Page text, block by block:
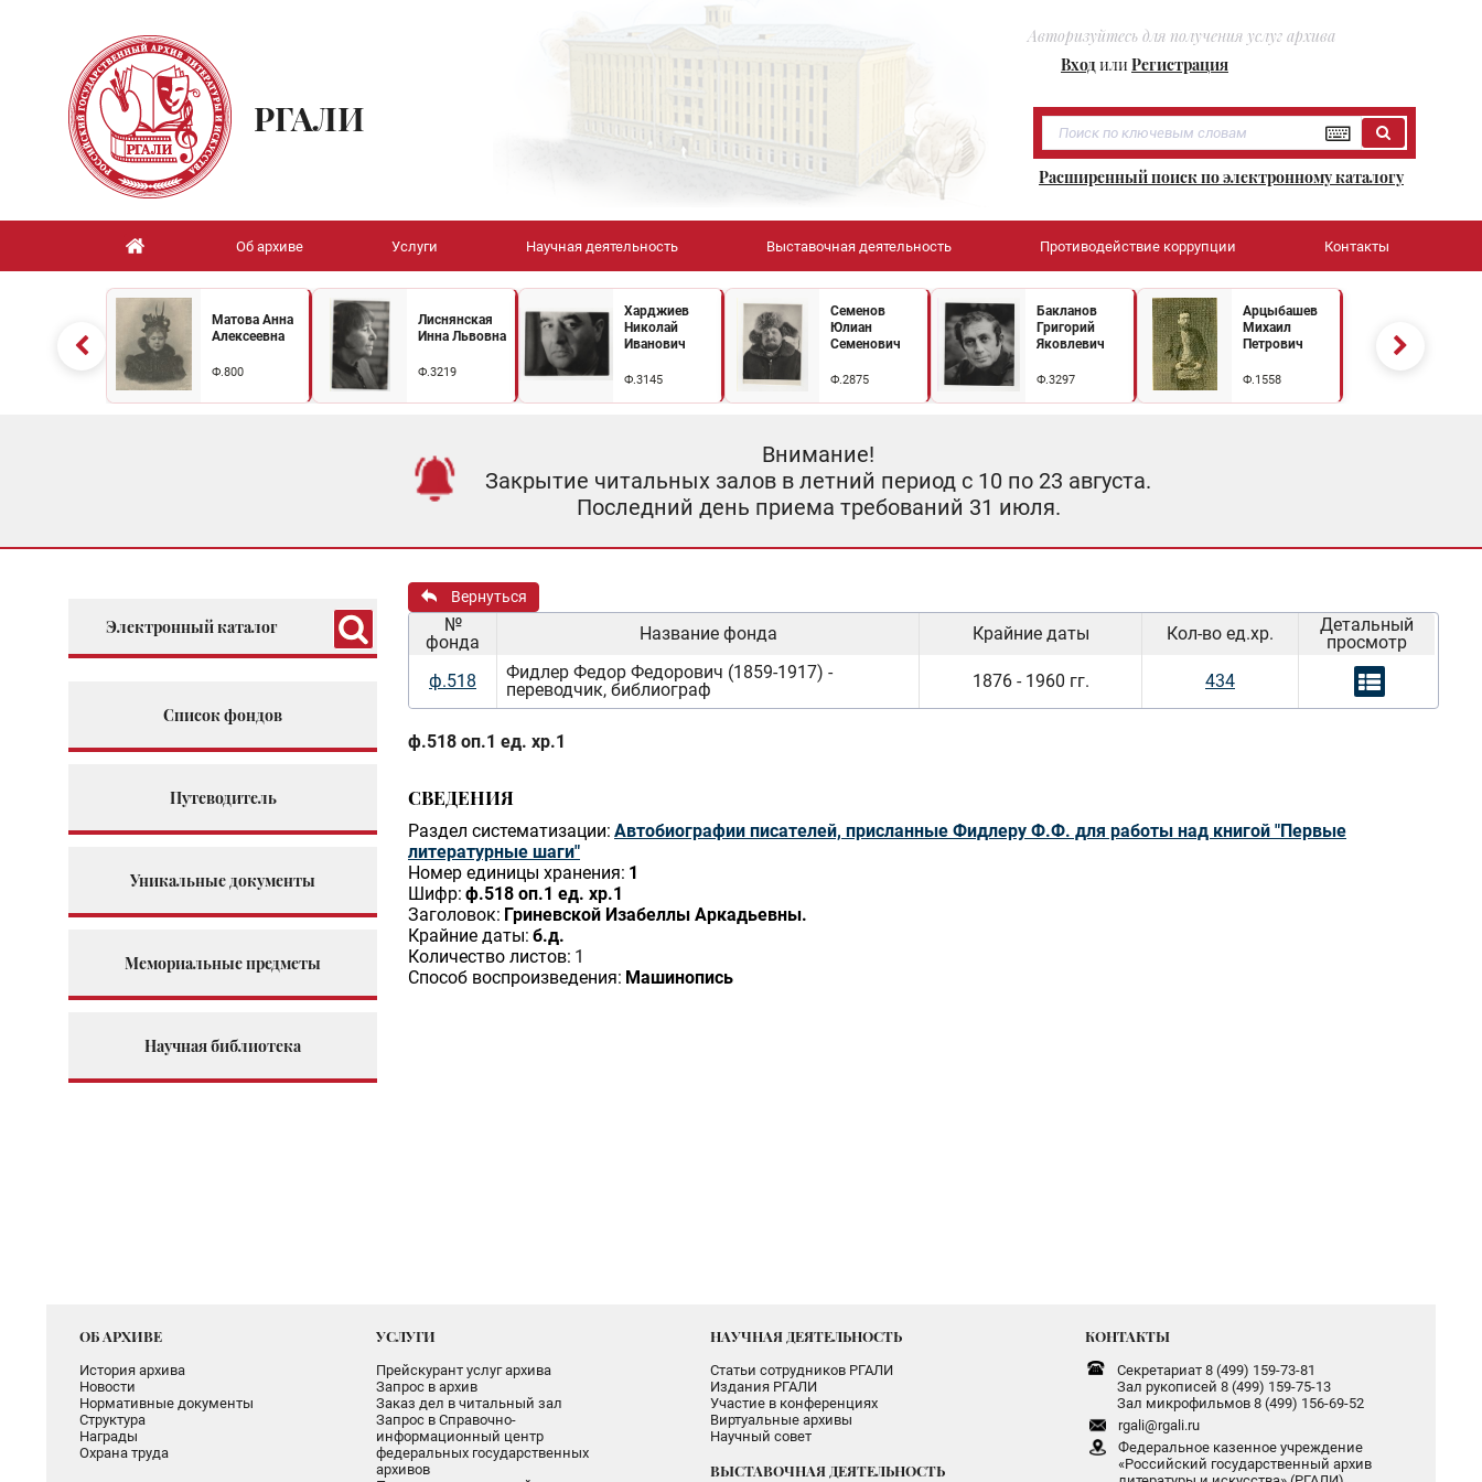
Авторизуйтесь для получения услуг архива
ВходилиРегистрация
РГАЛИ
Расширенный поиск по электронному каталогу
Об архиве Услуги Научная деятельность Выставочная деятельность Противодействие коррупции Контакты
Матова Анна
Алексеевна
Ф.800
Лиснянская
Инна Львовна
Ф.3219
Харджиев
Николай
Иванович
Ф.3145
Семенов
Юлиан
Семенович
Ф.2875
Бакланов
Григорий
Яковлевич
Ф.3297
Арцыбашев
Михаил
Петрович
Ф.1558
Внимание!
Закрытие читальных залов в летний период с 10 по 23 августа.
Последний день приема требований 31 июля.
Электронный каталог
Список фондов
Путеводитель
Уникальные документы
Мемориальные предметы
Научная библиотека
Вернуться
№
фонда
Название фонда Крайние даты Кол-во ед.хр.
Детальный
просмотр
ф.518
Фидлер Федор Федорович (1859-1917) -
переводчик, библиограф
1876 - 1960 гг. 434
ф.518 оп.1 ед. хр.1
СВЕДЕНИЯ
Раздел систематизации: Автобиографии писателей, присланные Фидлеру Ф.Ф. для работы над книгой "Первые
литературные шаги"
Номер единицы хранения: 1
Шифр: ф.518 оп.1 ед. хр.1
Заголовок: Гриневской Изабеллы Аркадьевны.
Крайние даты: б.д.
Количество листов: 1
Способ воспроизведения: Машинопись
ОБ АРХИВЕ
История архива
Новости
Нормативные документы
Структура
Награды
Охрана труда
УСЛУГИ
Прейскурант услуг архива
Запрос в архив
Заказ дел в читальный зал
Запрос в Справочно-
информационный центр
федеральных государственных
архивов
НАУЧНАЯ ДЕЯТЕЛЬНОСТЬ
Статьи сотрудников РГАЛИ
Издания РГАЛИ
Участие в конференциях
Виртуальные архивы
Научный совет
ВЫСТАВОЧНАЯ ДЕЯТЕЛЬНОСТЬ
КОНТАКТЫ
Секретариат 8 (499) 159-73-81
Зал рукописей 8 (499) 159-75-13
Зал микрофильмов 8 (499) 156-69-52
rgali@rgali.ru
Федеральное казенное учреждение
«Российский государственный архив